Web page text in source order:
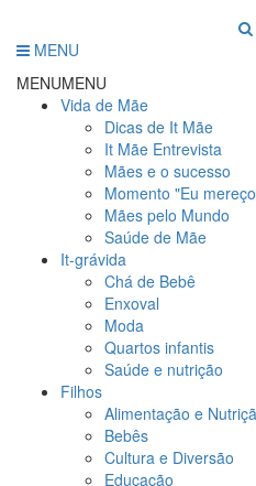
MENU
MENUMENU
Vida de Mãe
Dicas de It Mãe
It Mãe Entrevista
Mães e o sucesso
Momento "Eu
Mães pelo Mundo
Saúde de Mãe
It-grávida
Chá de Bebê
Enxoval
Moda
Quartos infantis
Saúde e nutrição
Filhos
Alimentação e
Bebês
Cultura e Diversão
Educação